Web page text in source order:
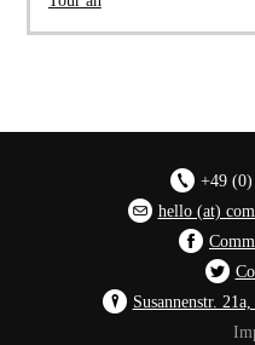
+49
hello (at)
Susannenstr.